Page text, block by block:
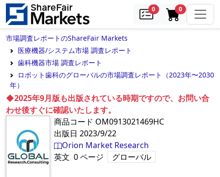
0samples0in cart
市場調査レポートのShareFair Markets
医療機器/システム市場 調査レポート
歯科機器市場 調査レポート
ロボット歯科のグローバルの市場調査レポート（2023年〜2030
年）
◆2025年9月版も出版されている時期ですので、お問い合
わせ後すぐに確認いたします。
商品コード OM0913021469HC
出版日 2023/9/22
Orion Market Research
英文 0ページ グローバル